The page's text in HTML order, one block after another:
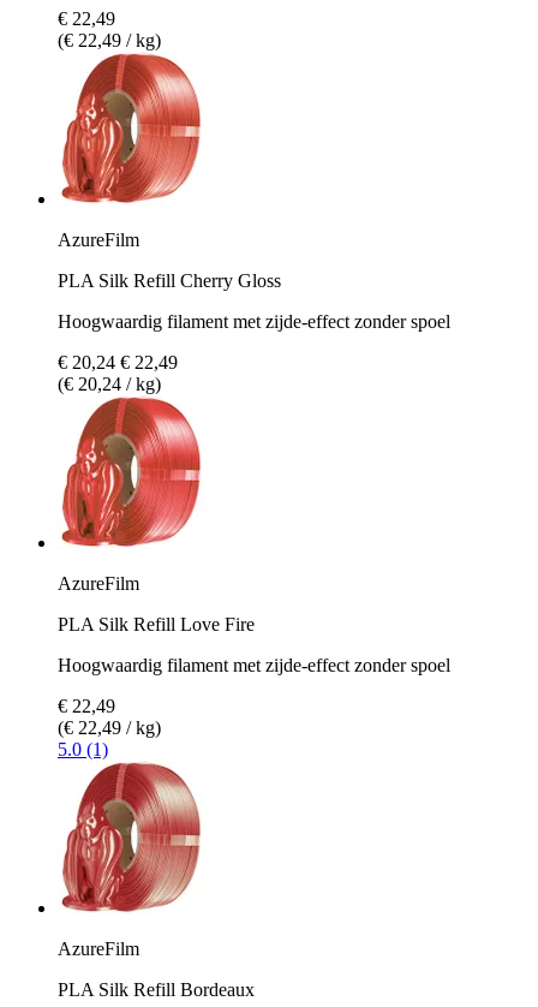
€ 22,49
(€ 22,49 / kg)
AzureFilm
PLA Silk Refill Cherry Gloss
Hoogwaardig filament met zijde-effect zonder spoel
€ 20,24 € 22,49
(€ 20,24 / kg)
AzureFilm
PLA Silk Refill Love Fire
Hoogwaardig filament met zijde-effect zonder spoel
€ 22,49
(€ 22,49 / kg)
5.0 (1)
AzureFilm
PLA Silk Refill Bordeaux